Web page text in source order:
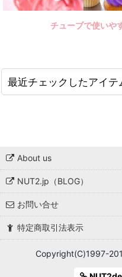
チューブで使い
最近チェックしたアイテ
About us
NUT2.jp（BLOG）
お問い合せ
特定商取引法表示
Copyright(C)1997-